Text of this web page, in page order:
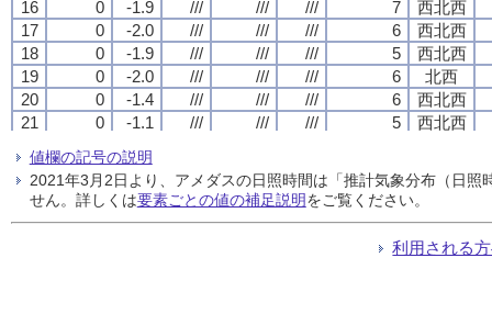
16
0 -1.9 /// /// /// 7
西北西
17
0 -2.0 /// /// /// 6
西北西
18
0 -1.9 /// /// /// 5
西北西
19
0 -2.0 /// /// /// 6
北西
20
0 -1.4 /// /// /// 6
西北西
21
0 -1.1 /// /// /// 5
西北西
23
0 -0.9
西北西
24
0 -0.5 /// /// /// 5 西北西
16
0 -1.9 /// /// /// 7
西北西
17
0 -2.0 /// /// /// 6
西北西
18
0 -1.9 /// /// /// 5
西北西
19
0 -2.0 /// /// /// 6
北西
20
0 -1.4 /// /// /// 6
西北西
21
0 -1.1 /// /// /// 5
西北西
23
0 -0.9
西北西
24
0 -0.5 /// /// /// 5 西北西
16
0 -1.9 /// /// /// 7
西北西
17
0 -2.0 /// /// /// 6
西北西
18
0 -1.9 /// /// /// 5
西北西
19
0 -2.0 /// /// /// 6
北西
20
0 -1.4 /// /// /// 6
西北西
21
0 -1.1 /// /// /// 5
西北西
23
0 -0.9
西北西
24
0 -0.5 /// /// /// 5 西北西
16
0 -1.9 /// /// /// 7
西北西
17
0 -2.0 /// /// /// 6
西北西
18
0 -1.9 /// /// /// 5
西北西
19
0 -2.0 /// /// /// 6
北西
20
0 -1.4 /// /// /// 6
西北西
21
0 -1.1 /// /// /// 5
西北西
23
0 -0.9
西北西
24
0 -0.5 /// /// /// 5 西北西
値欄の記号の説明
2021年3月2日より、アメダスの日照時間は「推計気象分布（日
せん。詳しくは要素ごとの値の補足説明をご覧ください。
利用される